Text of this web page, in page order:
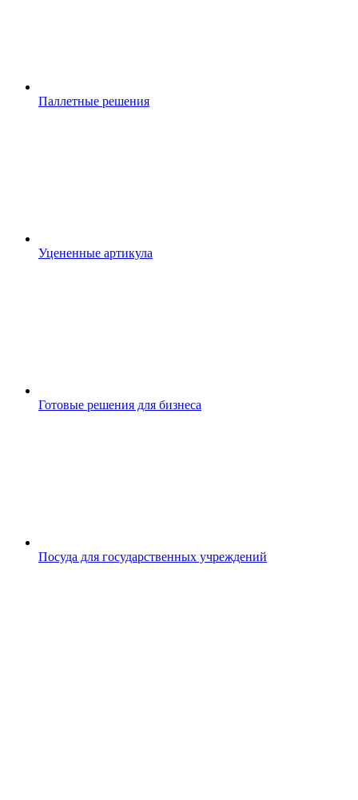
Паллетные решения
Уцененные артикула
Готовые решения для бизнеса
Посуда для государственных учреждений